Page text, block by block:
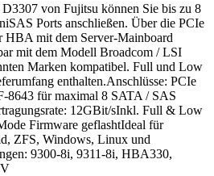
von Fujitsu können Sie bis zu 8
Ports anschließen. Über die PCIe
HBA mit dem Server-Mainboard
mit dem Modell Broadcom / LSI
Marken kompatibel. Full und Low
enthalten.Anschlüsse: PCIe
8643 für maximal 8 SATA / SAS
12GBit/sInkl. Full & Low
Firmware geflashtIdeal für
ZFS, Windows, Linux und
9300-8i, 9311-8i, HBA330,